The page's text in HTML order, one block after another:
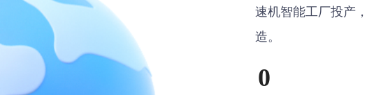
速机智能工厂投产
造。
0